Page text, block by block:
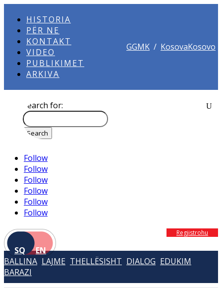
HISTORIA
PËR NE
KONTAKT
VIDEO
PUBLIKIMET
ARKIVA
GGMK / KosovaKosovo
Search for:
Follow
Follow
Follow
Follow
Follow
Follow
SQ EN
Regjistrohu
BALLINA LAJME THELLËSISHT DIALOG EDUKIM
BARAZI